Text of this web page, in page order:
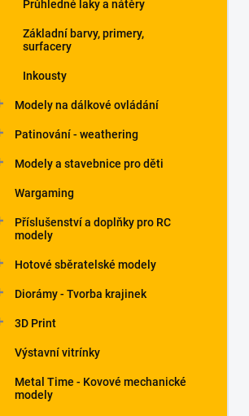
Průhledné laky a nátěry
Základní barvy, primery,
surfacery
Inkousty
Modely na dálkové ovládání
Patinování - weathering
Modely a stavebnice pro děti
Wargaming
Příslušenství a doplňky pro RC
modely
Hotové sběratelské modely
Diorámy - Tvorba krajinek
3D Print
Výstavní vitrínky
Metal Time - Kovové mechanické
modely